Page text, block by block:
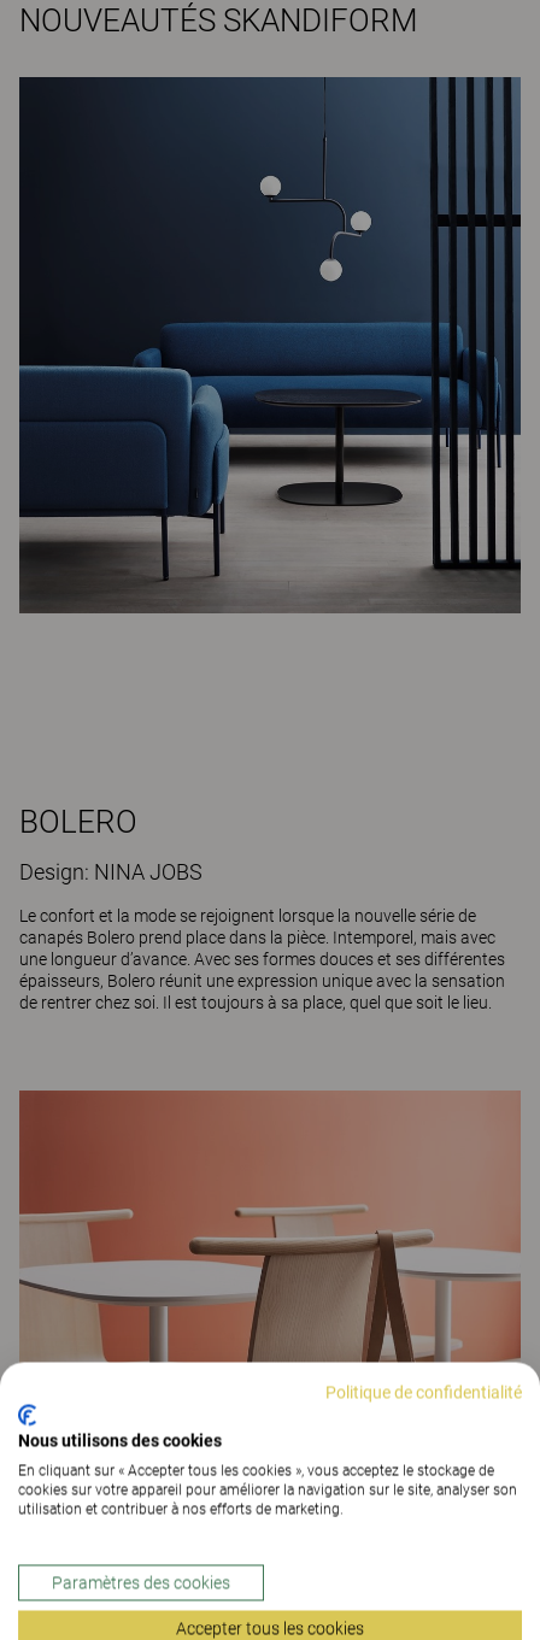
NOUVEAUTÉS SKANDIFORM
BOLERO
Design: NINA JOBS
Le confort et la mode se rejoignent lorsque la nouvelle série de
canapés Bolero prend place dans la pièce. Intemporel, mais avec
une longueur d’avance. Avec ses formes douces et ses différentes
épaisseurs, Bolero réunit une expression unique avec la sensation
de rentrer chez soi. Il est toujours à sa place, quel que soit le lieu.
Politique de confidentialité
Nous utilisons des cookies
En cliquant sur « Accepter tous les cookies », vous acceptez le stockage de
cookies sur votre appareil pour améliorer la navigation sur le site, analyser son
utilisation et contribuer à nos efforts de marketing.
Paramètres des cookies
Accepter tous les cookies